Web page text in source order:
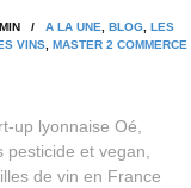
MIN / A LA UNE BLOG LES
VINS MASTER 2 COMMERCE
up lyonnaise Oé,
et vegan,
de vin en France